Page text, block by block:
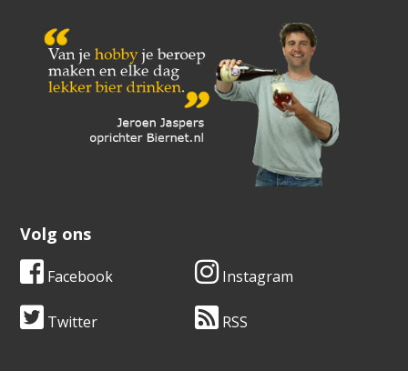
Volg ons
Facebook Instagram
Twitter RSS